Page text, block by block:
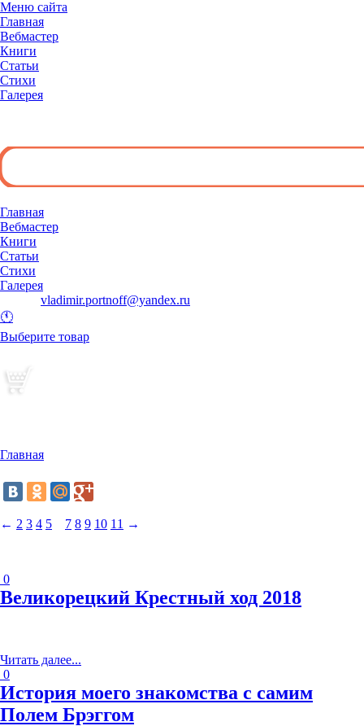
Меню сайта
Главная
Вебмастер
Книги
Статьи
Стихи
Галерея
Главная
Вебмастер
Книги
Статьи
Стихи
Галерея
vladimir.portnoff@yandex.ru
🕚
Выберите товар
Главная
← 2 3 4 5 7 8 9 10 11 →
0
Великорецкий Крестный ход 2018
Читать далее...
0
История моего знакомства с самим
Полем Брэггом